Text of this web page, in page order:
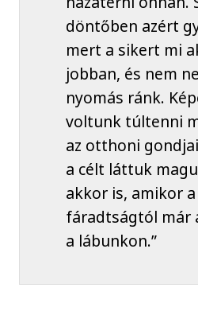
döntőben azért
mert a sikert mi
jobban, és nem
nyomás ránk.
voltunk túltenni
az otthoni
a célt láttuk
akkor is, amikor a
fáradtságtól már
a lábunkon.”